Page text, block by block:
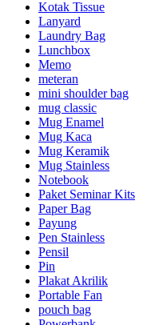
Kotak Tissue
Lanyard
Laundry Bag
Lunchbox
Memo
meteran
mini shoulder bag
mug classic
Mug Enamel
Mug Kaca
Mug Keramik
Mug Stainless
Notebook
Paket Seminar Kits
Paper Bag
Payung
Pen Stainless
Pensil
Pin
Plakat Akrilik
Portable Fan
pouch bag